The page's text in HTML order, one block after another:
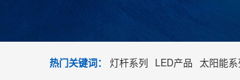
热门关键词： 灯杆系列 LED产品 太阳能系